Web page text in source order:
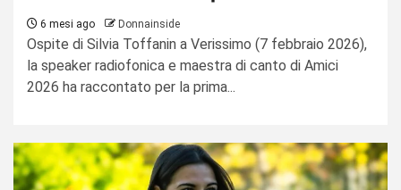
6 mesi ago Donnainside
Ospite di Silvia Toffanin a Verissimo (7 febbraio 2026),
la speaker radiofonica e maestra di canto di Amici
2026 ha raccontato per la prima...